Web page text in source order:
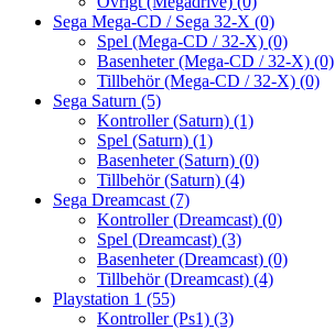
Sega Mega-CD / Sega 32-X (0)
Spel (Mega-CD / 32-X) (0)
Basenheter (Mega-CD / 32-X) (0)
Tillbehör (Mega-CD / 32-X) (0)
Sega Saturn (5)
Kontroller (Saturn) (1)
Spel (Saturn) (1)
Basenheter (Saturn) (0)
Tillbehör (Saturn) (4)
Sega Dreamcast (7)
Kontroller (Dreamcast) (0)
Spel (Dreamcast) (3)
Basenheter (Dreamcast) (0)
Tillbehör (Dreamcast) (4)
Playstation 1 (55)
Kontroller (Ps1) (3)